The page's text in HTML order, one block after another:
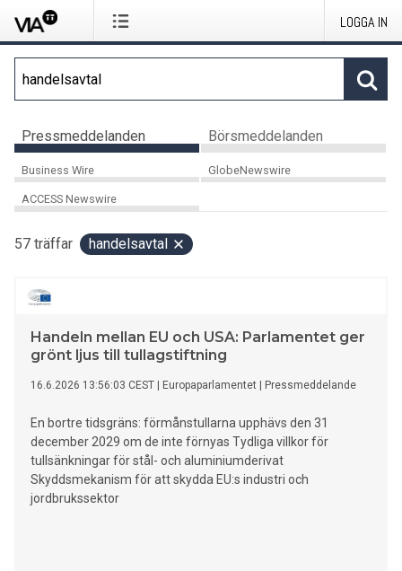
LOGGA IN
Pressmeddelanden Börsmeddelanden
Business Wire GlobeNewswire
ACCESS Newswire
57 träffar handelsavtal
Handeln mellan EU och USA: Parlamentet ger
grönt ljus till tullagstiftning
16.6.2026 13:56:03 CEST Europaparlamentet Pressmeddelande
En bortre tidsgräns: förmånstullarna upphävs den 31
december 2029 om de inte förnyas Tydliga villkor för
tullsänkningar för stål- och aluminiumderivat
Skyddsmekanism för att skydda EU:s industri och
jordbrukssektor